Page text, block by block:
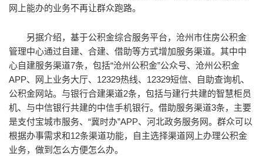
网上能办的业务不再让群众跑路。
另据介绍，基于公积金综合服务平台，沧州市住房公积金
管理中心通过自建、合建、借助等方式增加服务渠道。其中中
心自建服务渠道7条，包括“沧州公积金”公众号、沧州公积金
APP、网上业务大厅、12329热线、12329短信、自助查询机、
公积金网站。与银行合建渠道2条，包括与建行共建的智慧柜员
机、与中信银行共建的中信手机银行。借助服务渠道3条，主要
是支付宝城市服务、“冀时办”APP、河北政务服务网。群众可以
根据办事需求和12条渠道功能，自主选择渠道网上办理公积金
业务，做到怎么方便怎么办。